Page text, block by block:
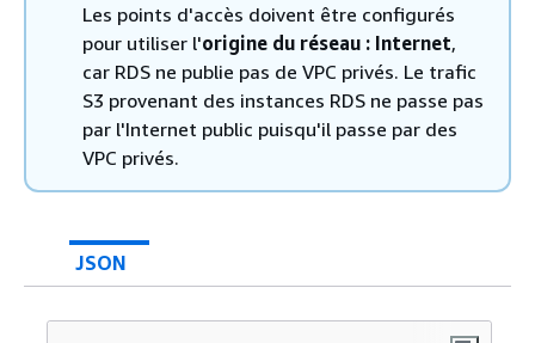
Les points d'accès doivent être configurés
pour utiliser l'origine du réseau : Internet,
car RDS ne publie pas de VPC privés. Le trafic
S3 provenant des instances RDS ne passe pas
par l'Internet public puisqu'il passe par des
VPC privés.
JSON